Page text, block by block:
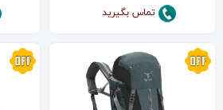
تماس بگیرید